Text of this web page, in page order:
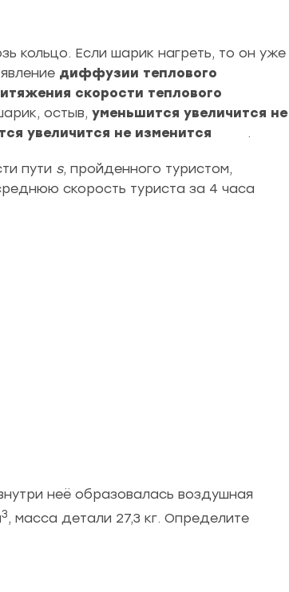
кольцо. Если шарик нагреть, то он уже
диффузии теплового
скорости теплового
остыв, уменьшится увеличится не
увеличится не изменится .
пути s, пройденного туристом,
скорость туриста за 4 часа
неё образовалась воздушная
3, масса детали 27,3 кг. Определите